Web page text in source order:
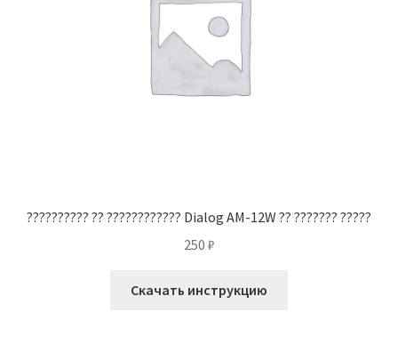
?????????? ?? ???????????? Dialog AM-12W ?? ??????? ?????
250 ₽
Скачать инструкцию